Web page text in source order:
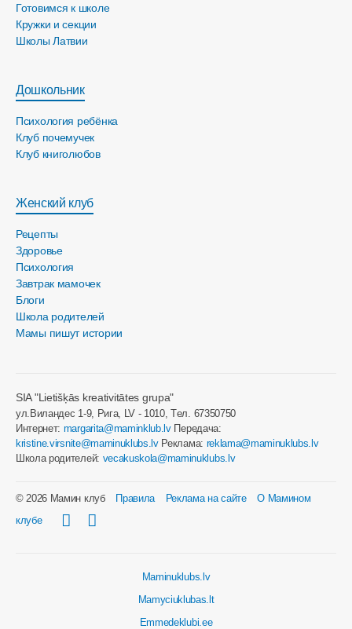
Готовимся к школе
Кружки и секции
Школы Латвии
Дошкольник
Психология ребёнка
Клуб почемучек
Клуб книголюбов
Женский клуб
Рецепты
Здоровье
Психология
Завтрак мамочек
Блоги
Школа родителей
Мамы пишут истории
SIA "Lietišķās kreativitātes grupa"
ул.Виландес 1-9, Рига, LV - 1010, Tел. 67350750
Интернет: margarita@maminklub.lvПередача:
kristine.virsnite@maminuklubs.lvРеклама: reklama@maminuklubs.lv
Школа родителей: vecakuskola@maminuklubs.lv
© 2026 Мамин клуб Правила Реклама на сайте
О Мамином
клубе
Maminuklubs.lv
Mamyciuklubas.lt
Emmedeklubi.ee